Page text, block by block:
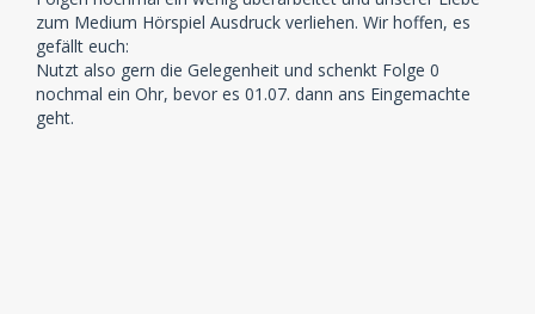
zum Medium Hörspiel Ausdruck verliehen. Wir hoffen, es
gefällt euch:
Nutzt also gern die Gelegenheit und schenkt Folge 0
nochmal ein Ohr, bevor es 01.07. dann ans Eingemachte
geht.